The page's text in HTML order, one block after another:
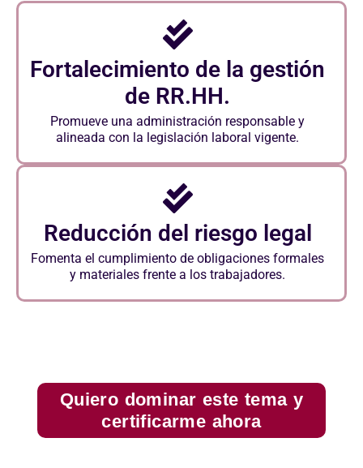
Fortalecimiento de la gestión
de RR.HH.
Promueve una administración responsable y
alineada con la legislación laboral vigente.
Reducción del riesgo legal
Fomenta el cumplimiento de obligaciones formales
y materiales frente a los trabajadores.
Quiero dominar este tema y
certificarme ahora